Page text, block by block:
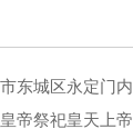
城区永定门内
帝祭祀皇天上帝